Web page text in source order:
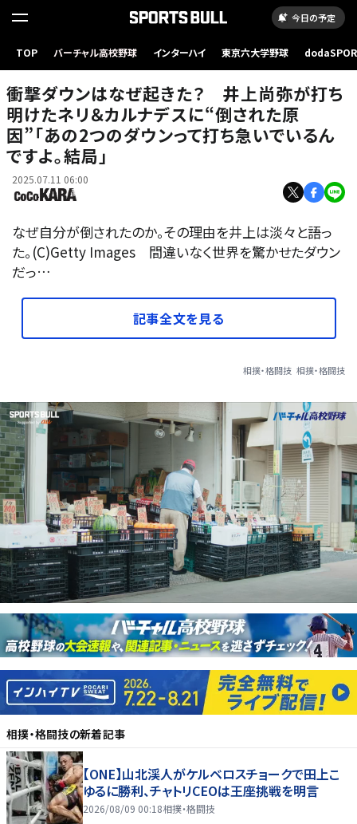
今日の予定
TOP バーチャル高校野球 インターハイ 東京六大学野球
衝撃ダウンはなぜ起きた？ 井上尚弥が打ち
明けたネリ＆カルナデスに“倒された原
因”「あの2つのダウンって打ち急いでいるん
ですよ。結局」
2025.07.11 06:00
なぜ自分が倒されたのか。その理由を井上は淡々と語っ
た。(C)Getty Images 間違いなく世界を驚かせたダウン
だっ…
記事全文を見る
相撲・格闘技 相撲・格闘技
相撲・格闘技の新着記事
【ONE】山北渓人がケルベロスチョークで田上こ
ゆるに勝利、チャトリCEOは王座挑戦を明言
2026/08/09 00:18相撲・格闘技